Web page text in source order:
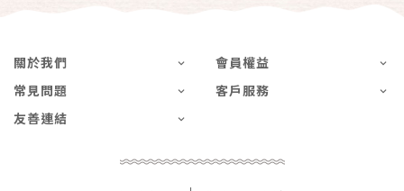
關於我們
會員權益
常見問題
客戶服務
友善連結